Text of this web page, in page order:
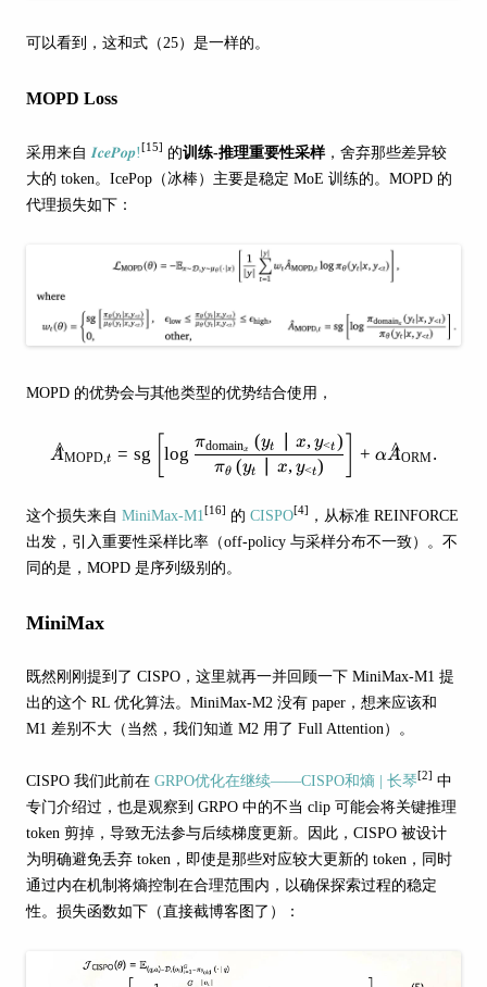
可以看到，这和式（25）是一样的。
MOPD Loss
采用来自 𝑰𝒄𝒆𝑷𝒐𝒑! [15] 的训练-推理重要性采样，舍弃那些差异较
大的 token。IcePop（冰棒）主要是稳定 MoE 训练的。MOPD 的
代理损失如下：
MOPD 的优势会与其他类型的优势结合使用，
\hat{A}_{\mathrm{MOPD},
A
^MOPD,t = sg log
πθ (yt x,y<t)
πdomainx (yt x, y<t)
+ αA
^ORM.
这个损失来自 MiniMax-M1 [16] 的 CISPO [4]
，从标准 REINFORCE
出发，引入重要性采样比率（off-policy 与采样分布不一致）。不
同的是，MOPD 是序列级别的。
MiniMax
既然刚刚提到了 CISPO，这里就再一并回顾一下 MiniMax-M1 提
出的这个 RL 优化算法。MiniMax-M2 没有 paper，想来应该和
M1 差别不大（当然，我们知道 M2 用了 Full Attention）。
CISPO 我们此前在 GRPO优化在继续——CISPO和熵 | 长琴 [2]
中
专门介绍过，也是观察到 GRPO 中的不当 clip 可能会将关键推理
token 剪掉，导致无法参与后续梯度更新。因此，CISPO 被设计
为明确避免丢弃 token，即使是那些对应较大更新的 token，同时
通过内在机制将熵控制在合理范围内，以确保探索过程的稳定
性。损失函数如下（直接截博客图了）：